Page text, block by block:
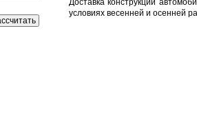
Доставка конструкций
условиях весенней и осенней